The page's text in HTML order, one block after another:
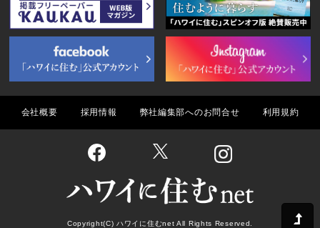
会社概要 採用情報 弊社編集部へのお問合せ 利用規約
Copyright(C) ハワイに住むnet All Rights Reserved.